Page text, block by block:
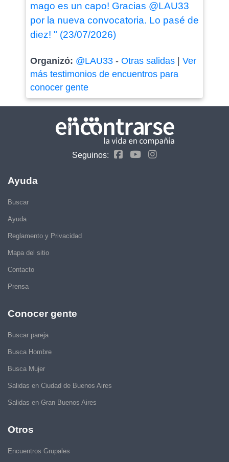
mago es un capo! Gracias @LAU33
por la nueva convocatoria. Lo pasé de
diez! " (23/07/2026)
Organizó: @LAU33- Otras salidas| Ver
más testimonios de encuentros para
conocer gente
Seguinos:
Ayuda
Buscar
Ayuda
Reglamento y Privacidad
Mapa del sitio
Contacto
Prensa
Conocer gente
Buscar pareja
Busca Hombre
Busca Mujer
Salidas en Ciudad de Buenos Aires
Salidas en Gran Buenos Aires
Otros
Encuentros Grupales